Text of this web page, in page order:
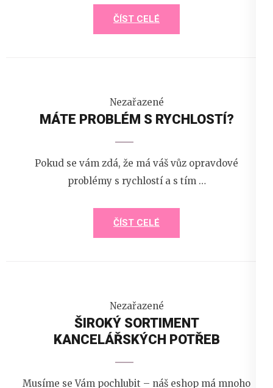
ČÍST CELÉ
Nezařazené
MÁTE PROBLÉM S RYCHLOSTÍ?
Pokud se vám zdá, že má váš vůz opravdové
problémy s rychlostí a s tím …
ČÍST CELÉ
Nezařazené
ŠIROKÝ SORTIMENT
KANCELÁŘSKÝCH POTŘEB
Musíme se Vám pochlubit – náš eshop má mnoho